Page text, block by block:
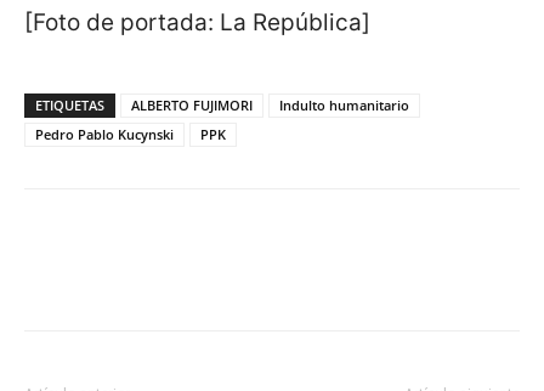
[Foto de portada: La República]
ETIQUETAS ALBERTO FUJIMORI
Indulto humanitario
Pedro Pablo Kucynski
PPK